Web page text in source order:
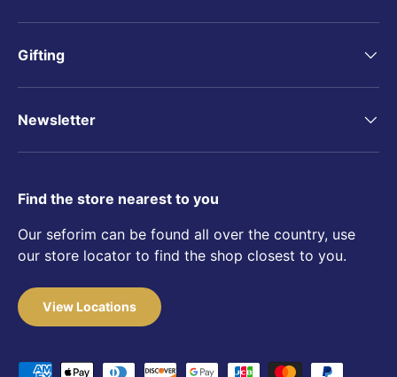
Gifting
Newsletter
Find the store nearest to you
Our seforim can be found all over the country, use
our store locator to find the shop closest to you.
View Locations
Payment methods accepted